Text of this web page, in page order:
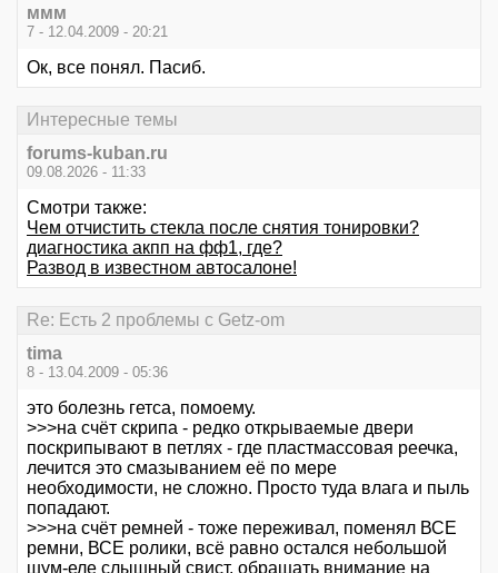
ммм
7 - 12.04.2009 - 20:21
Ок, все понял. Пасиб.
Интересные темы
forums-kuban.ru
09.08.2026 - 11:33
Смотри также:
Чем отчистить стекла после снятия тонировки?
диагностика акпп на фф1, где?
Развод в известном автосалоне!
Re: Есть 2 проблемы с Getz-om
tima
8 - 13.04.2009 - 05:36
это болезнь гетса, помоему.
>>>на счёт скрипа - редко открываемые двери
поскрипывают в петлях - где пластмассовая реечка,
лечится это смазыванием её по мере
необходимости, не сложно. Просто туда влага и пыль
попадают.
>>>на счёт ремней - тоже переживал, поменял ВСЕ
ремни, ВСЕ ролики, всё равно остался небольшой
шум-еле слышный свист, обращать внимание на